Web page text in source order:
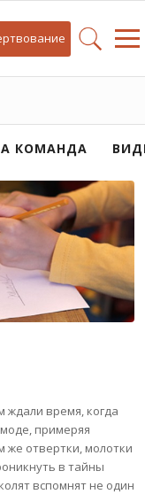
КОМАНДА
ждали время, когда
примеряя
же отвертки, молотки
в тайны
вспомнят не один